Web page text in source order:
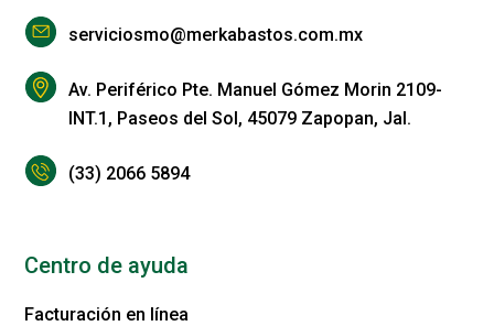
serviciosmo@merkabastos.com.mx
Av. Periférico Pte. Manuel Gómez Morin 2109-
INT.1, Paseos del Sol, 45079 Zapopan, Jal.
(33) 2066 5894
Centro de ayuda
Facturación en línea